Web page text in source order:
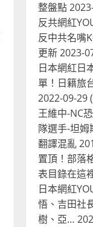
整盤點
反共網紅
反中共名嘴
更新2023-
日本網紅日
單！日籍旅
2022-09-29
王維中-NC
隊選手-坦姆
翻譯混亂
置頂！部落
表目錄在這
日本網紅
悟、吉田社
樹、亞…